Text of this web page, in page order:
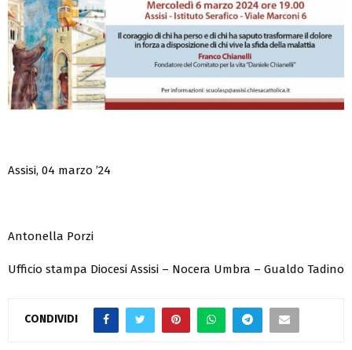
Assisi, 04 marzo ’24
Antonella Porzi
Ufficio stampa Diocesi Assisi – Nocera Umbra – Gualdo Tadino
CONDIVIDI